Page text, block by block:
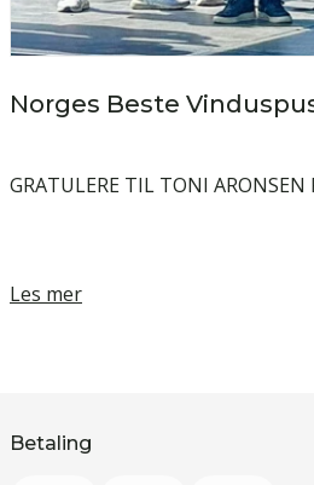
Norges Beste
GRATULERE TIL TONI ARONSEN
Les mer
Betaling